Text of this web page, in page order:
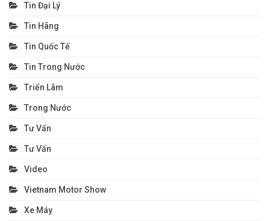
Tin Đại Lý
Tin Hãng
Tin Quốc Tế
Tin Trong Nước
Triển Lãm
Trong Nước
Tư Vấn
Tư Vấn
Video
Vietnam Motor Show
Xe Máy